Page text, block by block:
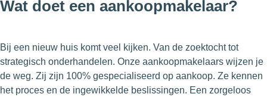
Wat doet een aankoopmakelaar?
Bij een nieuw huis komt veel kijken. Van de zoektocht tot
strategisch onderhandelen. Onze aankoopmakelaars wijzen je
de weg. Zij zijn 100% gespecialiseerd op aankoop. Ze kennen
het proces en de ingewikkelde beslissingen. Een zorgeloos